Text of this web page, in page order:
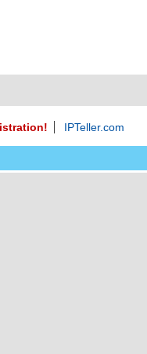
IPTeller.com